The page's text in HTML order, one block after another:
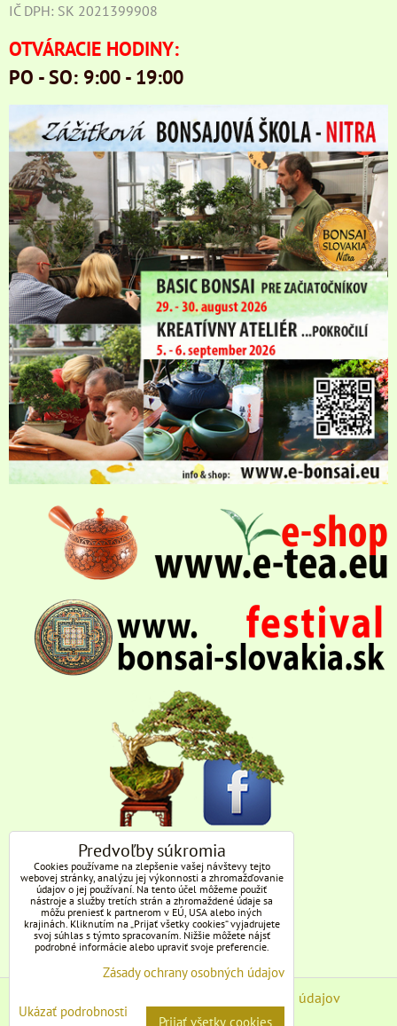
IČ DPH: SK 2021399908
OTVÁRACIE HODINY:
PO - SO: 9:00 - 19:00
Zásady ochrany osobných údajov
Predvoľby súkromia
Cookies používame na zlepšenie vašej návštevy tejto
webovej stránky, analýzu jej výkonnosti a zhromažďovanie
údajov o jej používaní. Na tento účel môžeme použiť
nástroje a služby tretích strán a zhromaždené údaje sa
môžu preniesť k partnerom v EÚ, USA alebo iných
krajinách. Kliknutím na „Prijať všetky cookies“ vyjadrujete
svoj súhlas s týmto spracovaním. Nižšie môžete nájsť
podrobné informácie alebo upraviť svoje preferencie.
Zásady ochrany osobných údajov
Ukázať podrobnosti
Prijať všetky cookies